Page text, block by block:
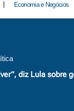
Economia e Negócios
diz Lula sobre